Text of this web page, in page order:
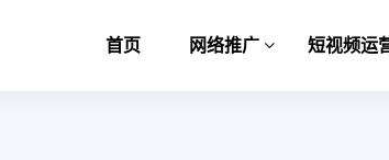
首页 网络推广 短视频运